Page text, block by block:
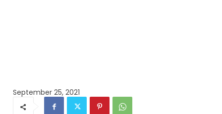
September 25, 2021